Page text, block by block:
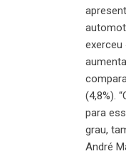
exerceu
(4,8%).
para
grau,
André